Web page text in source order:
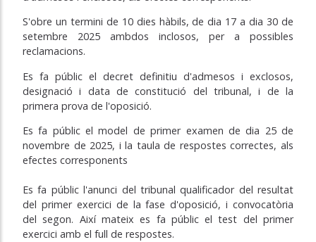
S'obre un termini de 10 dies hàbils, de dia 17 a dia 30 de
setembre 2025 ambdos inclosos, per a possibles
reclamacions.
Es fa públic el decret definitiu d'admesos i exclosos,
designació i data de constitució del tribunal, i de la
primera prova de l'oposició.
Es fa públic el model de primer examen de dia 25 de
novembre de 2025, i la taula de respostes correctes, als
efectes corresponents
Es fa públic l'anunci del tribunal qualificador del resultat
del primer exercici de la fase d'oposició, i convocatòria
del segon. Així mateix es fa públic el test del primer
exercici amb el full de respostes.